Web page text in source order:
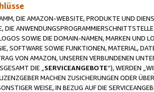
DIE AMAZON-WEBSITE, PRODUKTE UND
DIE
SOWIE DIE DOMAIN-NAMEN, MARKEN UND
SOFTWARE SOWIE FUNKTIONEN, MATERIAL,
VON AMAZON, UNSEREN VERBUNDENEN
DIE „ SERVICEANGEBOTE“), WERDEN
MACHEN ZUSICHERUNGEN ODER
WEISE, IN BEZUG AUF DIE